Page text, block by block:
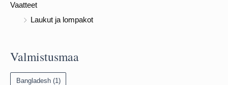
Vaatteet
Laukut ja lompakot
Valmistusmaa
Bangladesh (1)